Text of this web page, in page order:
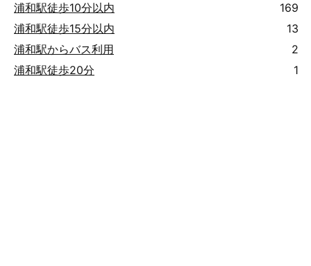
浦和駅徒歩10分以内
169
浦和駅徒歩15分以内
13
浦和駅からバス利用
2
浦和駅徒歩20分
1